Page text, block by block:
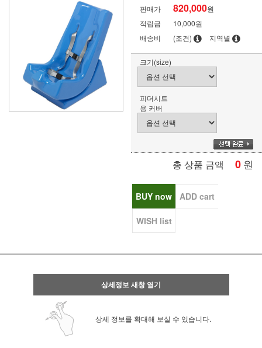
판매가 820,000원
적립금
10,000원
배송비
(조건) 지역별
크기(size)
피더시트
용 커버
총 상품 금액 0 원
BUY now ADD cart
WISH list
상세정보 새창 열기
상세 정보를 확대해 보실 수 있습니다.